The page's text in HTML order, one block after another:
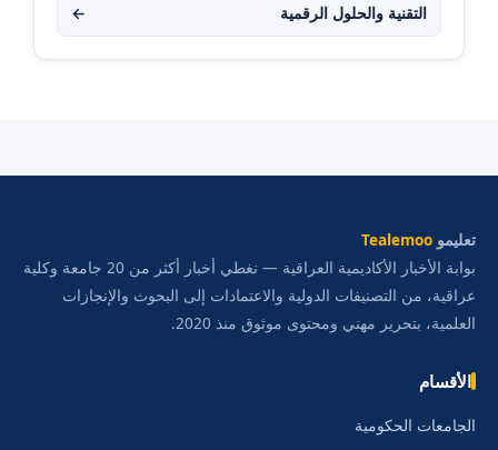
التقنية والحلول الرقمية ←
تعليمو Tealemoo
بوابة الأخبار الأكاديمية العراقية — نغطي أخبار أكثر من 20 جامعة وكلية
عراقية، من التصنيفات الدولية والاعتمادات إلى البحوث والإنجازات
العلمية، بتحرير مهني ومحتوى موثوق منذ 2020.
الأقسام
الجامعات الحكومية